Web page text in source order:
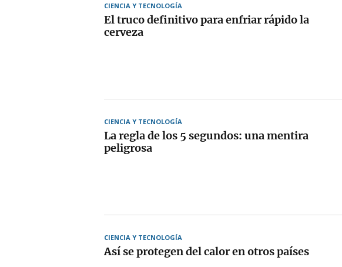
CIENCIA Y TECNOLOGÍA
El truco definitivo para enfriar rápido la
cerveza
CIENCIA Y TECNOLOGÍA
La regla de los 5 segundos: una mentira
peligrosa
CIENCIA Y TECNOLOGÍA
Así se protegen del calor en otros países